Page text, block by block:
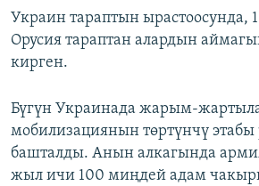
Украин тараптын ырастоосунда,
Орусия тараптан алардын
кирген.
Бүгүн Украинада жарым-
мобилизациянын төртүнчү
башталды. Анын алкагында
жыл ичи 100 миңдей адам